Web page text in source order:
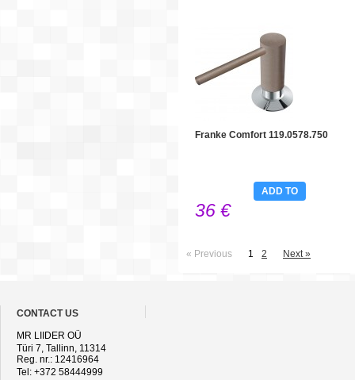
Franke Comfort 119.0578.750
36 €
ADD TO
« Previous 1 2 Next »
CONTACT US
MR LIIDER OÜ
Türi 7, Tallinn, 11314
Reg. nr.: 12416964
Tel: +372 58444999